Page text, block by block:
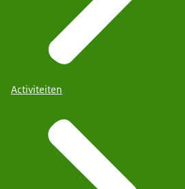
Activiteiten